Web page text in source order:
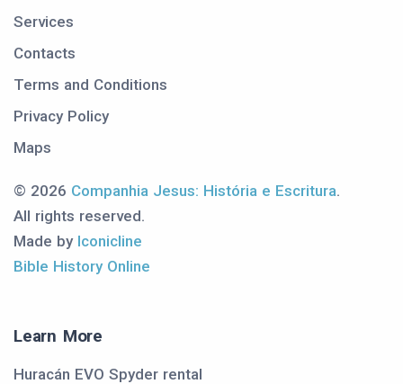
Services
Contacts
Terms and Conditions
Privacy Policy
Maps
© 2026 Companhia Jesus: História e Escritura.
All rights reserved.
Made by Iconicline
Bible History Online
Learn More
Huracán EVO Spyder rental